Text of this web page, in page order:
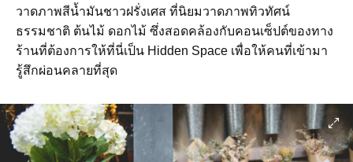
วาดภาพสีน้ำมันชาวฝรั่งเศส ที่นิยมวาดภาพทิวทัศน์
ธรรมชาติ ต้นไม้ ดอกไม้ ซึ่งสอดคล้องกับคอนเซ็ปต์ของทาง
ร้านที่ต้องการให้ที่นี่เป็น Hidden Space เพื่อให้คนที่เข้ามา
รู้สึกผ่อนคลายที่สุด